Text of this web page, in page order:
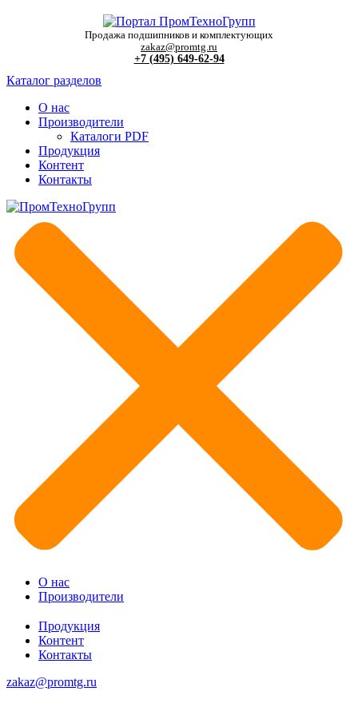
Продажа подшипников и комплектующих
zakaz@promtg.ru
+7 (495) 649-62-94
Каталог разделов
О нас
Производители
Каталоги PDF
Продукция
Контент
Контакты
О нас
Производители
Продукция
Контент
Контакты
zakaz@promtg.ru